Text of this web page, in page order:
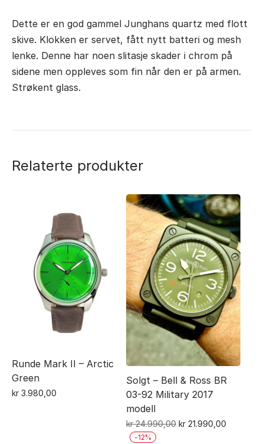
Dette er en god gammel Junghans quartz med flott
skive. Klokken er servet, fått nytt batteri og mesh
lenke. Denne har noen slitasje skader i chrom på
sidene men oppleves som fin når den er på armen.
Strøkent glass.
Relaterte produkter
Runde Mark II – Arctic
Green
kr 3.980,00
Solgt – Bell & Ross BR
03-92 Military 2017
modell
kr24.990,00 Opprinnelig
kr 21.990,00
-12%